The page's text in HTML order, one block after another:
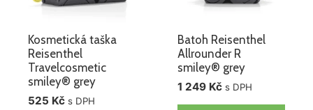
Kosmetická taška
Reisenthel
Travelcosmetic
smiley® grey
525 Kč s DPH
Batoh Reisenthel
Allrounder R
smiley® grey
1 249 Kč s DPH